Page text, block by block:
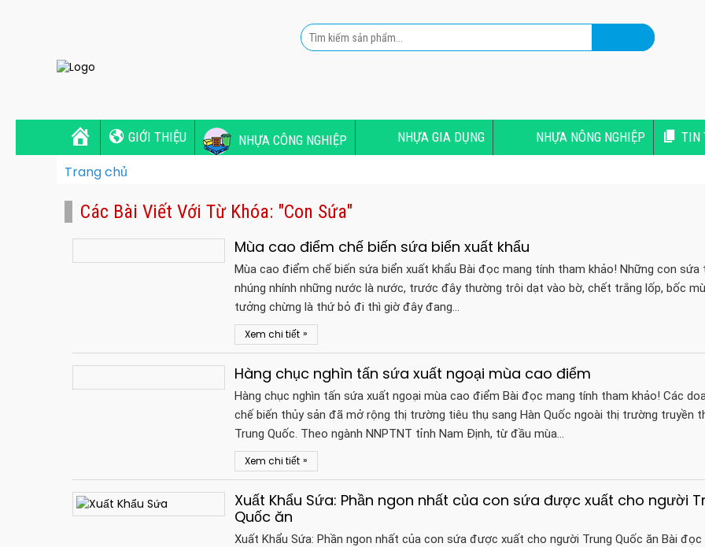
GIỚI THIỆU NHỰA CÔNG NGHIỆP NHỰA GIA DỤNG NHỰA NÔNG NGHIỆP TIN
Trang chủ
Các Bài Viết Với Từ Khóa: "con Sứa"
Mùa cao điểm chế biến sứa biển xuất khẩu
Mùa cao điểm chế biến sứa biển xuất khẩu Bài đọc mang tính tham khảo! Những con sứa
nhúng nhính những nước là nước, trước đây thường trôi dạt vào bờ, chết trắng lốp, bốc
tưởng chừng là thứ bỏ đi thì giờ đây đang…
Xem chi tiết »
Hàng chục nghìn tấn sứa xuất ngoại mùa cao điểm
Hàng chục nghìn tấn sứa xuất ngoại mùa cao điểm Bài đọc mang tính tham khảo! Các
chế biến thủy sản đã mở rộng thị trường tiêu thụ sang Hàn Quốc ngoài thị trường truyền
Trung Quốc. Theo ngành NNPTNT tỉnh Nam Định, từ đầu mùa…
Xem chi tiết »
Xuất Khẩu Sứa: Phần ngon nhất của con sứa được xuất cho người
Quốc ăn
Xuất Khẩu Sứa: Phần ngon nhất của con sứa được xuất cho người Trung Quốc ăn Bài